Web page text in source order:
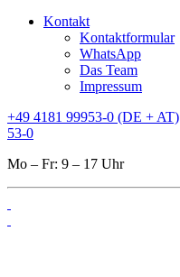
Kontakt
Kontaktformular
WhatsApp
Das Team
Impressum
+49 4181 99953-0 (DE + AT)
53-0
Mo – Fr: 9 – 17 Uhr